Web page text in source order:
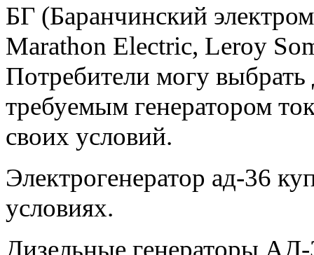
БГ (Баранчинский
Marathon Electric, Leroy
Потребители могу
требуемым генератором
своих условий.
Электрогенератор ад-36
условиях.
Дизельные генераторы АД-